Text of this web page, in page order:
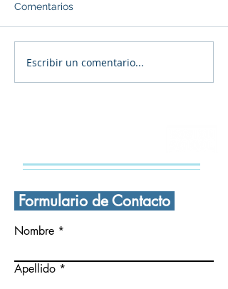
🎄 ¡FELIZ navidad a
todas y todos! 🎄
Comentarios
Escribir un comentario...
Formulario de Contacto
Nombre
Apellido